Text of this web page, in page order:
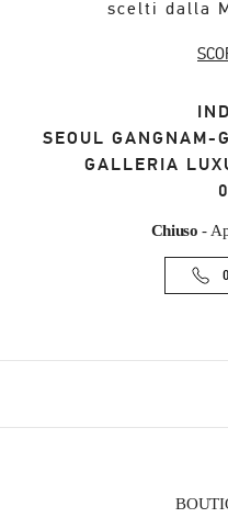
scelti dalla
SEOUL GANGNAM-
GALLERIA
Chiuso -